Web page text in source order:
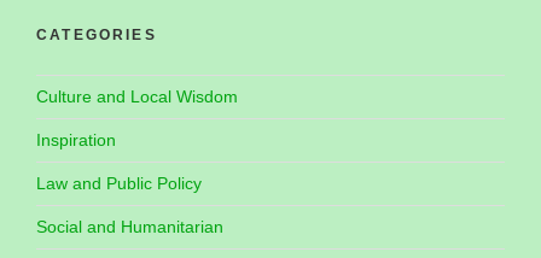
CATEGORIES
Culture and Local Wisdom
Inspiration
Law and Public Policy
Social and Humanitarian